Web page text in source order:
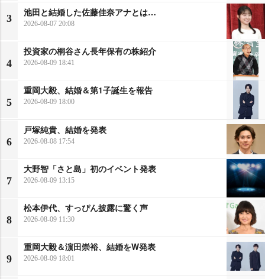
3
池田と結婚した佐藤佳奈アナとは…
2026-08-07 20:08
4
投資家の桐谷さん長年保有の株紹介
2026-08-09 18:41
5
重岡大毅、結婚＆第1子誕生を報告
2026-08-09 18:00
6
戸塚純貴、結婚を発表
2026-08-08 17:54
7
大野智「さと島」初のイベント発表
2026-08-09 13:15
8
松本伊代、すっぴん披露に驚く声
2026-08-09 11:30
9
重岡大毅＆濵田崇裕、結婚をW発表
2026-08-09 18:01